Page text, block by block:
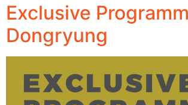
Exclusive
Dongryung